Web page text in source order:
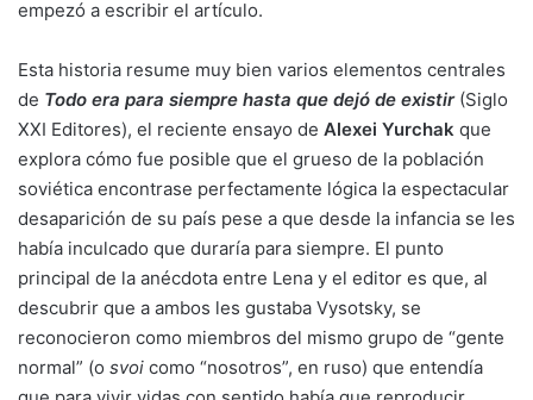
empezó a escribir el artículo.
Esta historia resume muy bien varios elementos centrales
de Todo era para siempre hasta que dejó de existir(Siglo
XXI Editores), el reciente ensayo de Alexei Yurchak que
explora cómo fue posible que el grueso de la población
soviética encontrase perfectamente lógica la espectacular
desaparición de su país pese a que desde la infancia se les
había inculcado que duraría para siempre. El punto
principal de la anécdota entre Lena y el editor es que, al
descubrir que a ambos les gustaba Vysotsky, se
reconocieron como miembros del mismo grupo de “gente
normal” (o svoi como “nosotros”, en ruso) que entendía